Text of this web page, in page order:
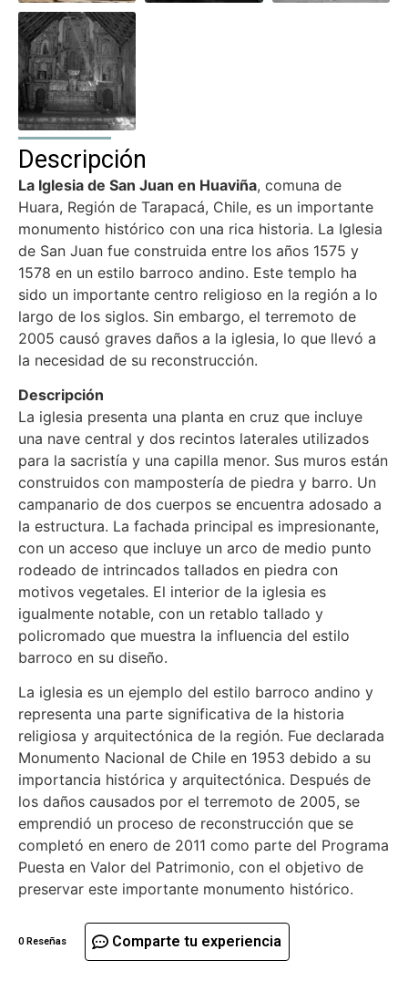
Descripción
La Iglesia de San Juan en Huaviña, comuna de
Huara, Región de Tarapacá, Chile, es un importante
monumento histórico con una rica historia. La Iglesia
de San Juan fue construida entre los años 1575 y
1578 en un estilo barroco andino. Este templo ha
sido un importante centro religioso en la región a lo
largo de los siglos. Sin embargo, el terremoto de
2005 causó graves daños a la iglesia, lo que llevó a
la necesidad de su reconstrucción.
Descripción
La iglesia presenta una planta en cruz que incluye
una nave central y dos recintos laterales utilizados
para la sacristía y una capilla menor. Sus muros están
construidos con mampostería de piedra y barro. Un
campanario de dos cuerpos se encuentra adosado a
la estructura. La fachada principal es impresionante,
con un acceso que incluye un arco de medio punto
rodeado de intrincados tallados en piedra con
motivos vegetales. El interior de la iglesia es
igualmente notable, con un retablo tallado y
policromado que muestra la influencia del estilo
barroco en su diseño.
La iglesia es un ejemplo del estilo barroco andino y
representa una parte significativa de la historia
religiosa y arquitectónica de la región. Fue declarada
Monumento Nacional de Chile en 1953 debido a su
importancia histórica y arquitectónica. Después de
los daños causados por el terremoto de 2005, se
emprendió un proceso de reconstrucción que se
completó en enero de 2011 como parte del Programa
Puesta en Valor del Patrimonio, con el objetivo de
preservar este importante monumento histórico.
0 Reseñas Comparte tu experiencia